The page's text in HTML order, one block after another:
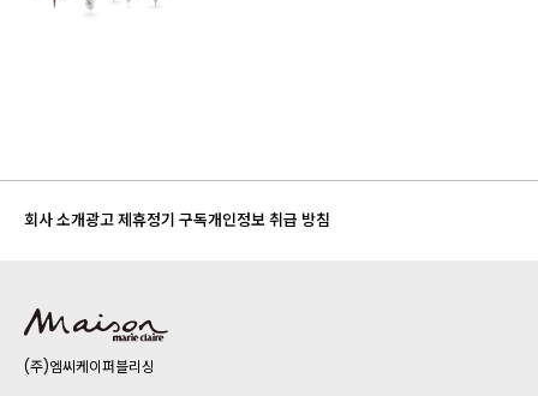
회사 소개광고 제휴정기 구독개인정보 취급 방침
(주)엠씨케이퍼블리싱